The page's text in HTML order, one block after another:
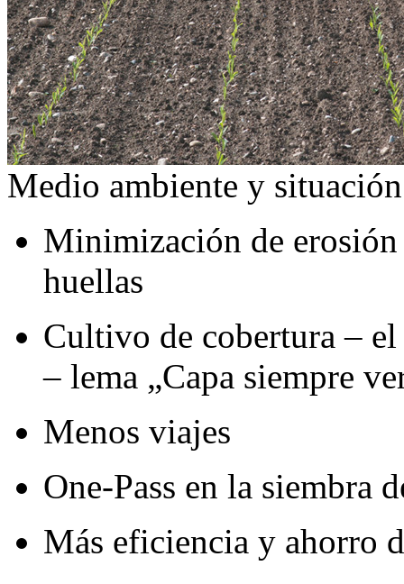
Medio ambiente y
Minimización de
huellas
Cultivo de cobertura –
– lema „Capa siempre
Menos viajes
One-Pass en la siembra
Más eficiencia y ahorro